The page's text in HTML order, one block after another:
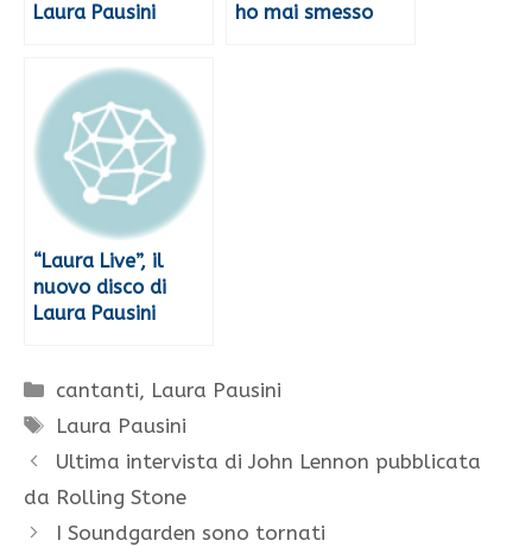
Laura Pausini
ho mai smesso
“Laura Live”, il
nuovo disco di
Laura Pausini
Categorie
cantanti, Laura Pausini
Tag
Laura Pausini
Ultima intervista di John Lennon pubblicata
da Rolling Stone
I Soundgarden sono tornati